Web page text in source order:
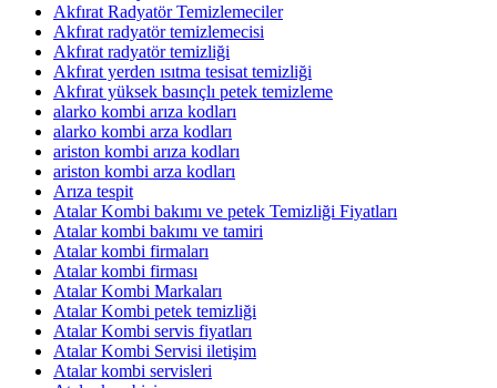
Akfırat Radyatör Temizlemeciler
Akfırat radyatör temizlemecisi
Akfırat radyatör temizliği
Akfırat yerden ısıtma tesisat temizliği
Akfırat yüksek basınçlı petek temizleme
alarko kombi arıza kodları
alarko kombi arza kodları
ariston kombi arıza kodları
ariston kombi arza kodları
Arıza tespit
Atalar Kombi bakımı ve petek Temizliği Fiyatları
Atalar kombi bakımı ve tamiri
Atalar kombi firmaları
Atalar kombi firması
Atalar Kombi Markaları
Atalar Kombi petek temizliği
Atalar Kombi servis fiyatları
Atalar Kombi Servisi iletişim
Atalar kombi servisleri